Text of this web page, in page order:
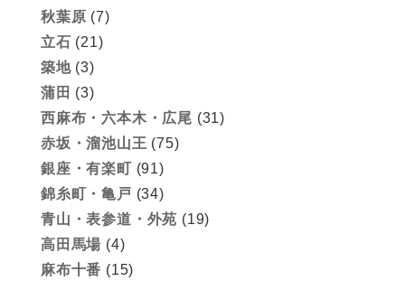
秋葉原 (7)
立石 (21)
築地(3)
蒲田 (3)
西麻布・六本木・広尾 (31)
赤坂・溜池山王 (75)
銀座・有楽町 (91)
錦糸町・亀戸 (34)
青山・表参道・外苑 (19)
高田馬場 (4)
麻布十番 (15)